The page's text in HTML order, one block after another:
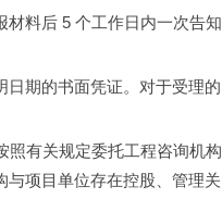
料后 5 个工作日内一次告知
期的书面凭证。对于受理的
有关规定委托工程咨询机构
项目单位存在控股、管理关